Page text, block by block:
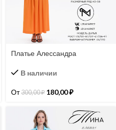
Платье Алессандра
В наличии
От300,00₽ 180,00₽